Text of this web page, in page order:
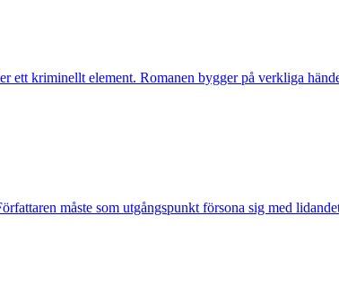
ett kriminellt element. Romanen bygger på verkliga
måste som utgångspunkt försona sig med